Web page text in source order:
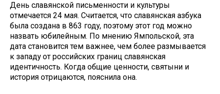
День славянской письменности и культуры
отмечается 24 мая. Считается, что славянская азбука
была создана в 863 году, поэтому этот год можно
назвать юбилейным. По мнению Ямпольской, эта
дата становится тем важнее, чем более размывается
к западу от российских границ славянская
идентичность. Когда общие ценности, святыни и
история отрицаются, пояснила она.